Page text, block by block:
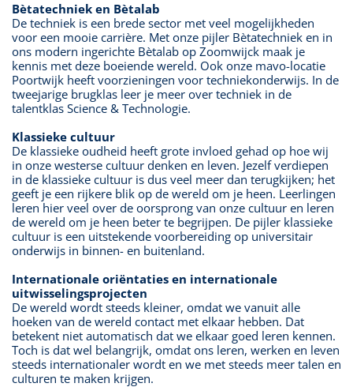
Bètatechniek en Bètalab
De techniek is een brede sector met veel mogelijkheden
voor een mooie carrière. Met onze pijler Bètatechniek en in
ons modern ingerichte Bètalab op Zoomwijck maak je
kennis met deze boeiende wereld. Ook onze mavo-locatie
Poortwijk heeft voorzieningen voor techniekonderwijs. In de
tweejarige brugklas leer je meer over techniek in de
talentklas Science & Technologie.
Klassieke cultuur
De klassieke oudheid heeft grote invloed gehad op hoe wij
in onze westerse cultuur denken en leven. Jezelf verdiepen
in de klassieke cultuur is dus veel meer dan terugkijken; het
geeft je een rijkere blik op de wereld om je heen. Leerlingen
leren hier veel over de oorsprong van onze cultuur en leren
de wereld om je heen beter te begrijpen. De pijler klassieke
cultuur is een uitstekende voorbereiding op universitair
onderwijs in binnen- en buitenland.
Internationale oriëntaties en internationale
uitwisselingsprojecten
De wereld wordt steeds kleiner, omdat we vanuit alle
hoeken van de wereld contact met elkaar hebben. Dat
betekent niet automatisch dat we elkaar goed leren kennen.
Toch is dat wel belangrijk, omdat ons leren, werken en leven
steeds internationaler wordt en we met steeds meer talen en
culturen te maken krijgen.